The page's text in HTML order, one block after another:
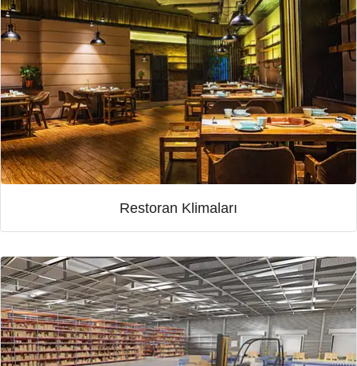
Restoran Klimaları